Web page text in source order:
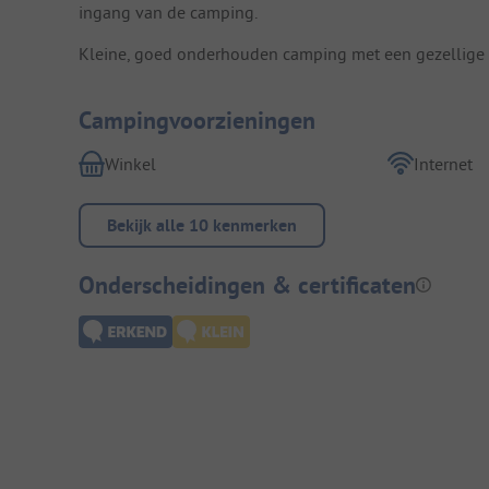
ingang van de camping.
Kleine, goed onderhouden camping met een gezellige
Campingvoorzieningen
Winkel Internet
Bekijk alle 10 kenmerken
Onderscheidingen & certificaten